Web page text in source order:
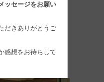
ッセージをお願い
だきありがとうご
感想をお待ちして